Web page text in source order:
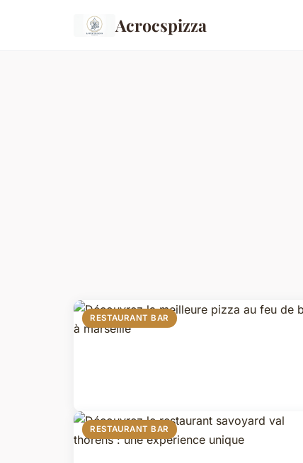
Acrocspizza
RESTAURANT BAR
RESTAURANT BAR